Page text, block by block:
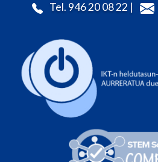
Tel. 946 20 08 22 |